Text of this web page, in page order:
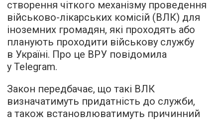
створення чіткого механізму проведення
військово-лікарських комісій (ВЛК) для
іноземних громадян, які проходять або
планують проходити військову службу
в Україні. Про це ВРУ повідомила
у Telegram.
Закон передбачає, що такі ВЛК
визначатимуть придатність до служби,
а також встановлюватимуть причинний